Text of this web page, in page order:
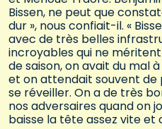
Bissen, ne peut que
dur », nous confiait-il. «
avec de très belles
incroyables qui ne
de saison, on avait du mal
et on attendait souvent
se réveiller. On a de très
nos adversaires quand on
baisse la tête assez vite et